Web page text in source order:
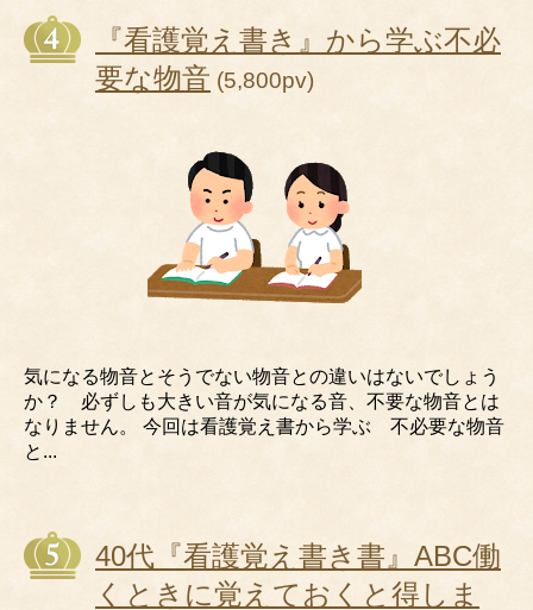
『看護覚え書き』から学ぶ不必
要な物音 (5,800pv)
気になる物音とそうでない物音との違いはないでしょう
か？ 必ずしも大きい音が気になる音、不要な物音とは
なりません。 今回は看護覚え書から学ぶ 不必要な物音
と...
40代『看護覚え書き書』ABC働
くときに覚えておくと得しま